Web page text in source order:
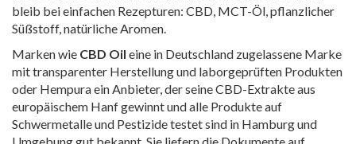
bleib bei einfachen Rezepturen: CBD, MCT-Öl, pflanzlicher
Süßstoff, natürliche Aromen.
Marken wie CBD Oil eine in Deutschland zugelassene Marke
mit transparenter Herstellung und laborgeprüften Produkten
oder Hempuraein Anbieter, der seine CBD-Extrakte aus
europäischem Hanf gewinnt und alle Produkte auf
Schwermetalle und Pestizide testetsind in Hamburg und
Umgebung gut bekannt. Sie liefern die Dokumente auf